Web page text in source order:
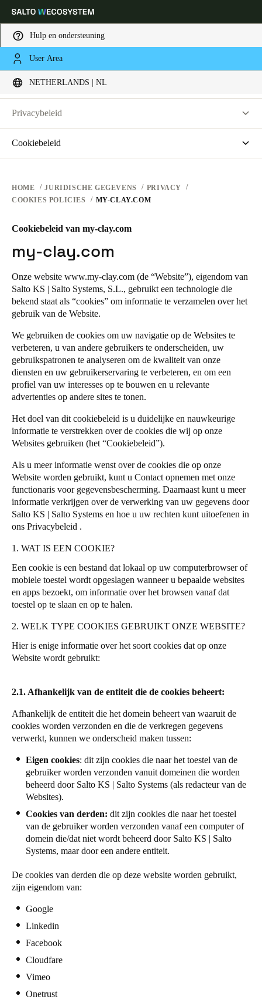
Hulp en ondersteuning
User Area
NETHERLANDS | NL
Kies uw locatie- en taalinstellingen
Global
Netherlands|Nederlands
Germany
Deutsch
Switzerland
Deutsch
Français Italiano
United Kingdom
English
Ireland
English
France
NederlandsEnglish
FrançaisNederlandsEnglish
Spain
Español
Italy
Italiano
Russia
Russian
Polski
Czech Republic
Čeština
Denmark
DanskereEnglish
Sweden
SvenskaEnglish
Norway
Finland
FinnishEnglish
Sla nieuwe selectie op als standaard
GEBRUIKSVOORWAARDEN VOOR WEBSITES
PRIVACY
HARDWAREVOORWAARDEN
PRIVACY
Privacybeleid
Cookiebeleid
saltoks.com
my-clay.com
Salto KS
Salto Homelok
Salto Nebula
Salto XS4Com
Salto XS4 Face
Salto Space
HOME JURIDISCHE GEGEVENS
PRIVACY
COOKIES POLICIES
MY-CLAY.COM
Cookiebeleid van my-clay.com
my-clay.com
Onze website www.my-clay.com (de “Website”), eigendom van
Salto KS | Salto Systems, S.L., gebruikt een technologie die
bekend staat als “cookies” om informatie te verzamelen over het
gebruik van de Website.
We gebruiken de cookies om uw navigatie op de Websites te
verbeteren, u van andere gebruikers te onderscheiden, uw
gebruikspatronen te analyseren om de kwaliteit van onze
diensten en uw gebruikerservaring te verbeteren, en om een
profiel van uw interesses op te bouwen en u relevante
advertenties op andere sites te tonen.
Het doel van dit cookiebeleid is u duidelijke en nauwkeurige
informatie te verstrekken over de cookies die wij op onze
Websites gebruiken (het “Cookiebeleid”).
Als u meer informatie wenst over de cookies die op onze
Website worden gebruikt, kunt u Contact opnemen met onze
functionaris voor gegevensbescherming. Daarnaast kunt u meer
informatie verkrijgen over de verwerking van uw gegevens door
Salto KS | Salto Systems en hoe u uw rechten kunt uitoefenen in
ons Privacybeleid .
1. WAT IS EEN COOKIE?
Een cookie is een bestand dat lokaal op uw computerbrowser of
mobiele toestel wordt opgeslagen wanneer u bepaalde websites
en apps bezoekt, om informatie over het browsen vanaf dat
toestel op te slaan en op te halen.
2. WELK TYPE COOKIES GEBRUIKT ONZE WEBSITE?
Hier is enige informatie over het soort cookies dat op onze
Website wordt gebruikt:
2.1. Afhankelijk van de entiteit die de cookies beheert:
Afhankelijk de entiteit die het domein beheert van waaruit de
cookies worden verzonden en die de verkregen gegevens
verwerkt, kunnen we onderscheid maken tussen:
Eigen cookies: dit zijn cookies die naar het toestel van de
gebruiker worden verzonden vanuit domeinen die worden
beheerd door Salto KS | Salto Systems (als redacteur van de
Websites).
Cookies van derden: dit zijn cookies die naar het toestel
van de gebruiker worden verzonden vanaf een computer of
domein die/dat niet wordt beheerd door Salto KS | Salto
Systems, maar door een andere entiteit.
De cookies van derden die op deze website worden gebruikt,
zijn eigendom van:
Google
Linkedin
Facebook
Cloudfare
Vimeo
Onetrust